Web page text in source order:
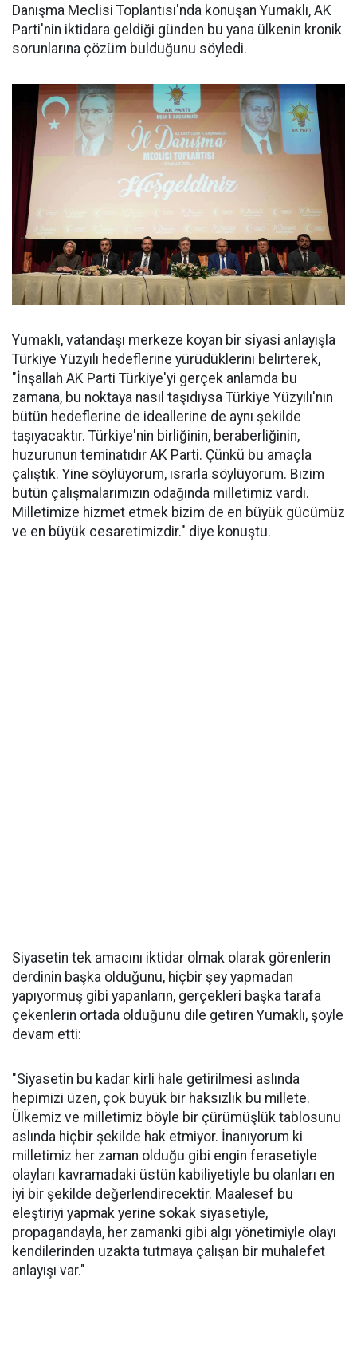
Danışma Meclisi Toplantısı'nda konuşan Yumaklı, AK
Parti'nin iktidara geldiği günden bu yana ülkenin kronik
sorunlarına çözüm bulduğunu söyledi.
Yumaklı, vatandaşı merkeze koyan bir siyasi anlayışla
Türkiye Yüzyılı hedeflerine yürüdüklerini belirterek,
"İnşallah AK Parti Türkiye'yi gerçek anlamda bu
zamana, bu noktaya nasıl taşıdıysa Türkiye Yüzyılı'nın
bütün hedeflerine de ideallerine de aynı şekilde
taşıyacaktır. Türkiye'nin birliğinin, beraberliğinin,
huzurunun teminatıdır AK Parti. Çünkü bu amaçla
çalıştık. Yine söylüyorum, ısrarla söylüyorum. Bizim
bütün çalışmalarımızın odağında milletimiz vardı.
Milletimize hizmet etmek bizim de en büyük gücümüz
ve en büyük cesaretimizdir." diye konuştu.
Siyasetin tek amacını iktidar olmak olarak görenlerin
derdinin başka olduğunu, hiçbir şey yapmadan
yapıyormuş gibi yapanların, gerçekleri başka tarafa
çekenlerin ortada olduğunu dile getiren Yumaklı, şöyle
devam etti:
"Siyasetin bu kadar kirli hale getirilmesi aslında
hepimizi üzen, çok büyük bir haksızlık bu millete.
Ülkemiz ve milletimiz böyle bir çürümüşlük tablosunu
aslında hiçbir şekilde hak etmiyor. İnanıyorum ki
milletimiz her zaman olduğu gibi engin ferasetiyle
olayları kavramadaki üstün kabiliyetiyle bu olanları en
iyi bir şekilde değerlendirecektir. Maalesef bu
eleştiriyi yapmak yerine sokak siyasetiyle,
propagandayla, her zamanki gibi algı yönetimiyle olayı
kendilerinden uzakta tutmaya çalışan bir muhalefet
anlayışı var."